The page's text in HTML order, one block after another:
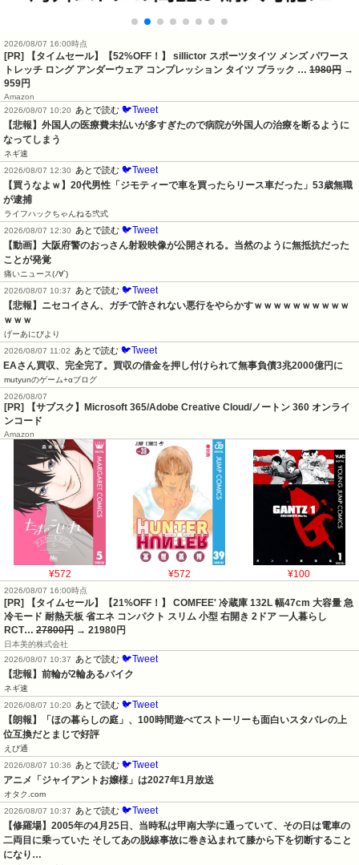
2026/08/07 16:00時点
[PR] 【タイムセール】【52%OFF！】 sillictor スポーツタイツ メンズ パワース
トレッチ ロング アンダーウェア コンプレッション タイツ ブラック … 1980円 →
959円
Amazon
2026/08/07 10:20 あとで読む 🐦Tweet
【悲報】外国人の医療費未払いが多すぎたので病院が外国人の治療を断るように
なってしまう
ネギ速
2026/08/07 12:30 あとで読む 🐦Tweet
【買うなよｗ】20代男性「ジモティーで車を買ったらリース車だった」53歳無職
が逮捕
ライフハックちゃんねる弐式
2026/08/07 12:30 あとで読む 🐦Tweet
【動画】大阪府警のおっさん射殺映像が公開される。当然のように無抵抗だった
ことが発覚
痛いニュース(ﾉ∀`)
2026/08/07 10:37 あとで読む 🐦Tweet
【悲報】ニセコイさん、ガチで許されない悪行をやらかすｗｗｗｗｗｗｗｗｗｗ
ｗｗｗ
げーあにびより
2026/08/07 11:02 あとで読む 🐦Tweet
EAさん買収、完全完了。買収の借金を押し付けられて無事負債3兆2000億円に
mutyunのゲーム+αブログ
2026/08/07
[PR] 【サブスク】Microsoft 365/Adobe Creative Cloud/ノートン 360 オンライ
ンコード
Amazon
¥572 ¥572 ¥100
2026/08/07 16:00時点
[PR] 【タイムセール】【21%OFF！】 COMFEE' 冷蔵庫 132L 幅47cm 大容量 急
冷モード 耐熱天板 省エネ コンパクト スリム 小型 右開き 2ドア 一人暮らし
RCT… 27800円 → 21980円
日本美的株式会社
2026/08/07 10:37
あとで読む 🐦Tweet
【悲報】前輪が2輪あるバイク
ネギ速
2026/08/07 10:20
あとで読む 🐦Tweet
【朗報】「ほの暮らしの庭」、100時間遊べてストーリーも面白いスタバレの上
位互換だとまじで好評
えび通
2026/08/07 10:36
あとで読む 🐦Tweet
アニメ「ジャイアントお嬢様」は2027年1月放送
オタク.com
2026/08/07 10:37
あとで読む 🐦Tweet
【修羅場】2005年の4月25日、当時私は甲南大学に通っていて、その日は電車の
二両目に乗っていた そしてあの脱線事故に巻き込まれて膝から下を切断すること
になり…